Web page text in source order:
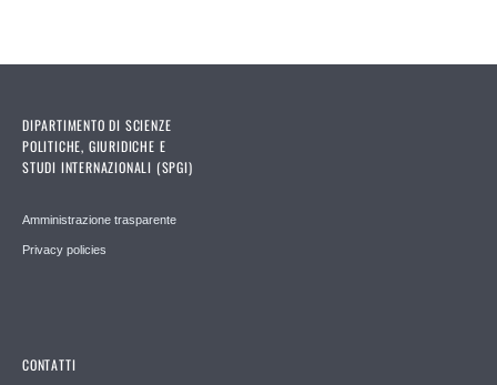
DIPARTIMENTO DI SCIENZE
POLITICHE, GIURIDICHE E
STUDI INTERNAZIONALI (SPGI)
Amministrazione trasparente
Privacy policies
CONTATTI